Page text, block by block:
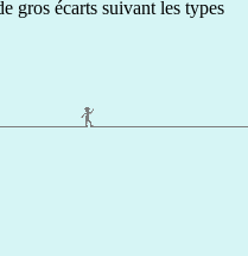
gros écarts suivant les types